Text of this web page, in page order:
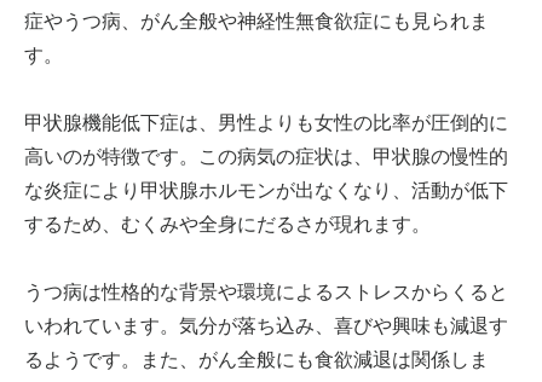
症やうつ病、がん全般や神経性無食欲症にも見られま
す。
甲状腺機能低下症は、男性よりも女性の比率が圧倒的に
高いのが特徴です。この病気の症状は、甲状腺の慢性的
な炎症により甲状腺ホルモンが出なくなり、活動が低下
するため、むくみや全身にだるさが現れます。
うつ病は性格的な背景や環境によるストレスからくると
いわれています。気分が落ち込み、喜びや興味も減退す
るようです。また、がん全般にも食欲減退は関係しま